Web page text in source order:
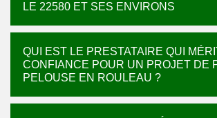
LE 22580 ET SES ENVIRONS
QUI EST LE PRESTATAIRE QUI
CONFIANCE POUR UN PROJET DE
PELOUSE EN ROULEAU ?